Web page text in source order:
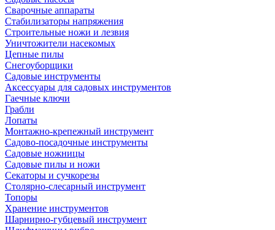
Сварочные аппараты
Стабилизаторы напряжения
Строительные ножи и лезвия
Уничтожители насекомых
Цепные пилы
Снегоуборщики
Садовые инструменты
Аксессуары для садовых инструментов
Гаечные ключи
Грабли
Лопаты
Монтажно-крепежный инструмент
Садово-посадочные инструменты
Садовые ножницы
Садовые пилы и ножи
Секаторы и сучкорезы
Столярно-слесарный инструмент
Топоры
Хранение инструментов
Шарнирно-губцевый инструмент